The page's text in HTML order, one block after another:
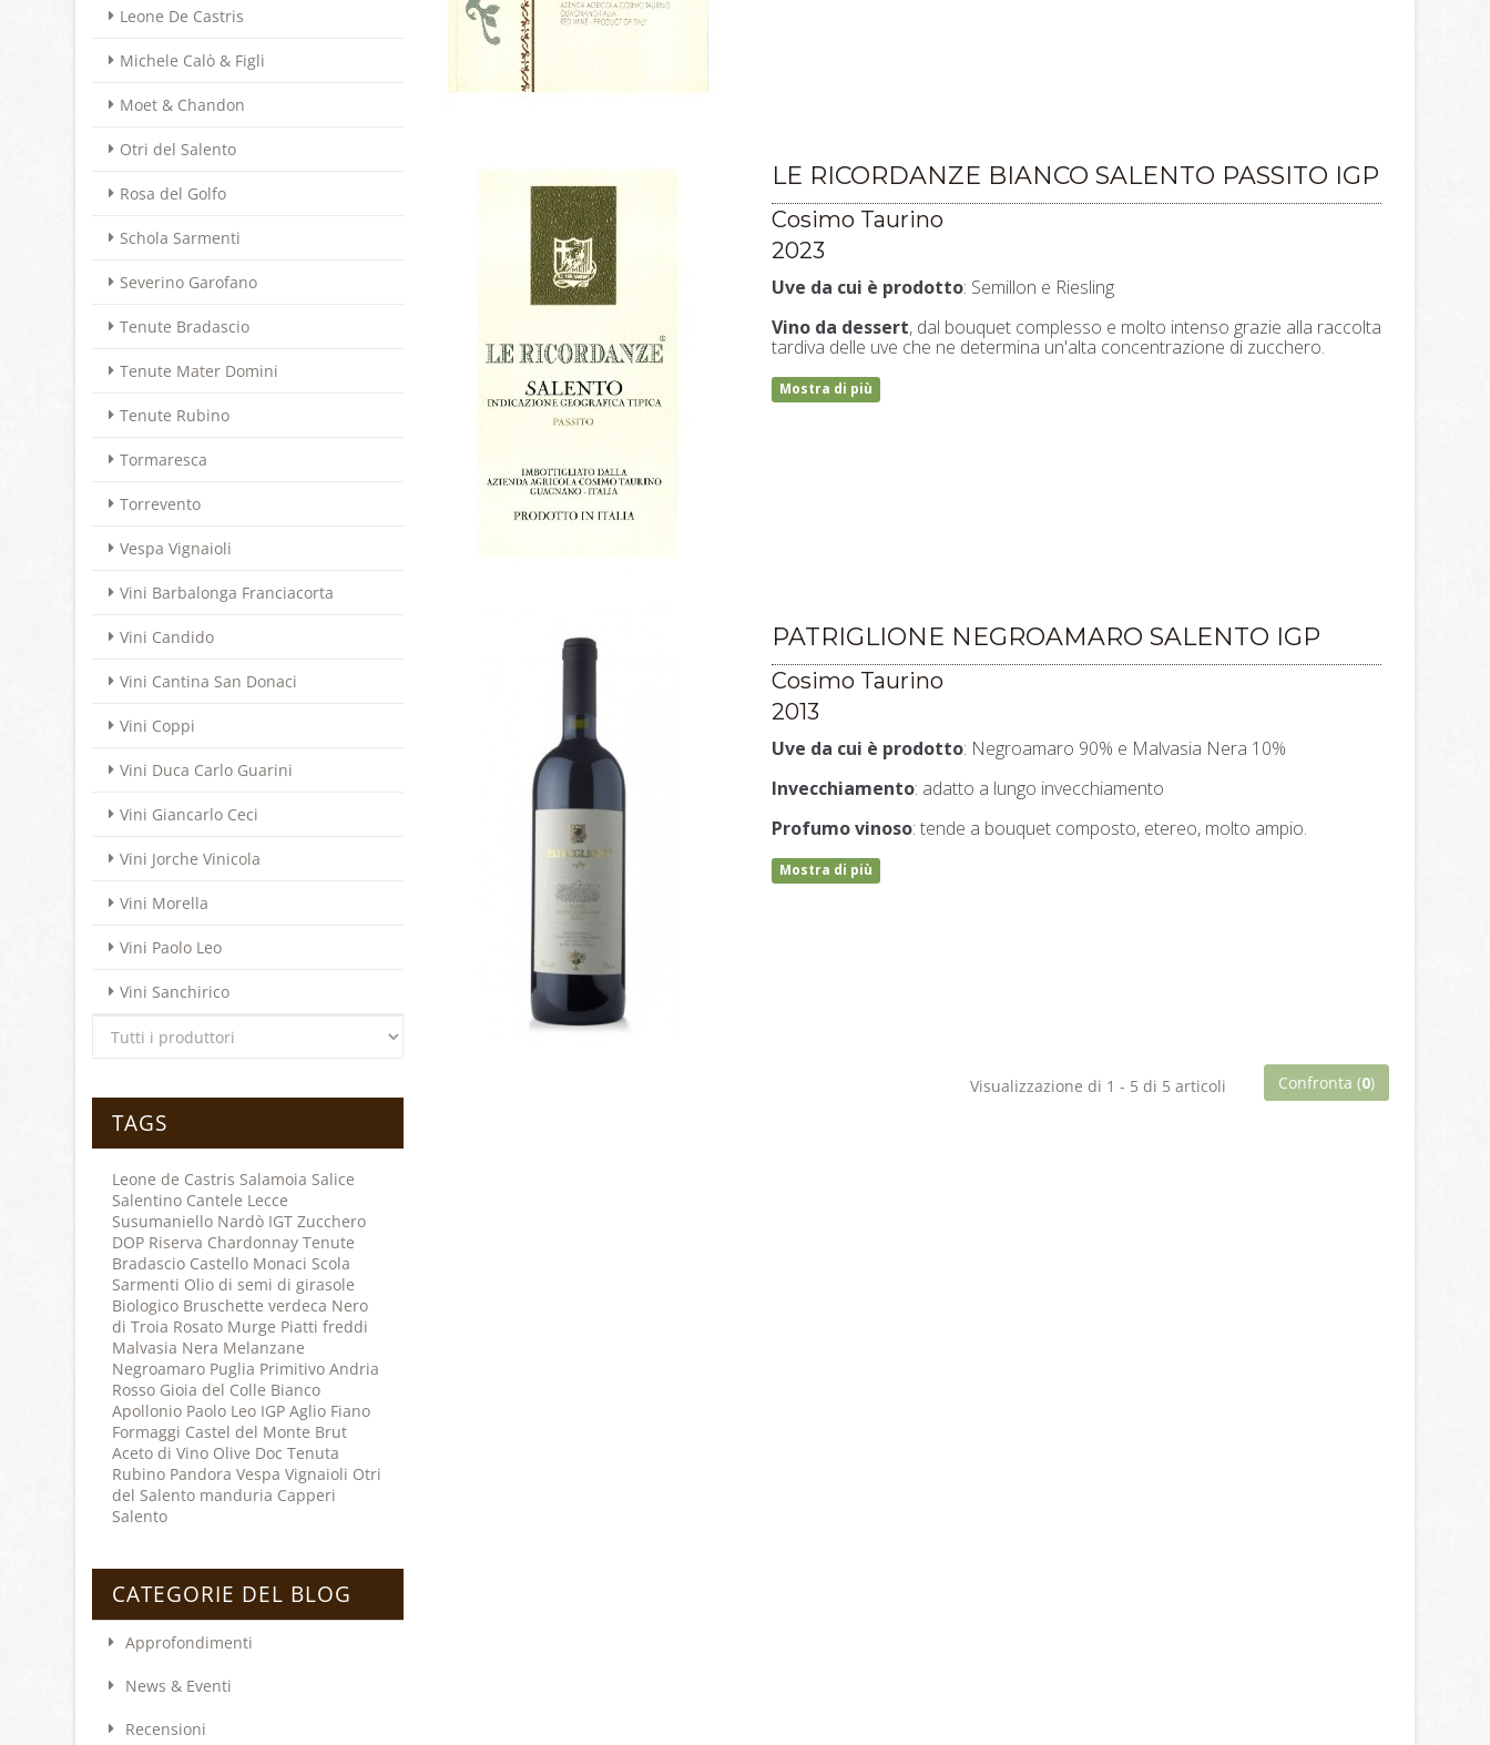
Leone De Castris
Michele Calò & Figli
Moet & Chandon
Otri del Salento
Rosa del Golfo
Schola Sarmenti
Severino Garofano
Tenute Bradascio
Tenute Mater Domini
Tenute Rubino
Tormaresca
Torrevento
Vespa Vignaioli
Vini Barbalonga Franciacorta
Vini Candido
Vini Cantina San Donaci
Vini Coppi
Vini Duca Carlo Guarini
Vini Giancarlo Ceci
Vini Jorche Vinicola
Vini Morella
Vini Paolo Leo
Vini Sanchirico
TAGS
Leone de Castris Salamoia Salice
Salentino Cantele Lecce
Susumaniello Nardò IGT Zucchero
DOP Riserva Chardonnay Tenute
Bradascio Castello Monaci Scola
Sarmenti Olio di semi di girasole
Biologico Bruschette verdeca Nero
di Troia Rosato Murge Piatti freddi
Malvasia Nera Melanzane
Negroamaro Puglia Primitivo Andria
Rosso Gioia del Colle Bianco
Apollonio Paolo Leo IGP Aglio Fiano
Formaggi Castel del Monte Brut
Aceto di Vino Olive Doc Tenuta
Rubino Pandora Vespa Vignaioli Otri
del Salento manduria Capperi
Salento
CATEGORIE DEL BLOG
Approfondimenti
News & Eventi
Recensioni
LE RICORDANZE BIANCO SALENTO PASSITO IGP
Cosimo Taurino
2023
Uve da cui è prodotto: Semillon e Riesling
Vino da dessert, dal bouquet complesso e molto intenso grazie alla raccolta
tardiva delle uve che ne determina un'alta concentrazione di zucchero.
Mostra di più
PATRIGLIONE NEGROAMARO SALENTO IGP
Cosimo Taurino
2013
Uve da cui è prodotto: Negroamaro 90% e Malvasia Nera 10%
Invecchiamento: adatto a lungo invecchiamento
Profumo vinoso: tende a bouquet composto, etereo, molto ampio.
Mostra di più
Visualizzazione di 1 - 5 di 5 articoli Confronta (0)